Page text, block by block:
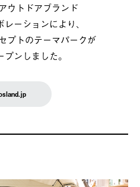
ウトドアブランド
ーションにより、
プトのテーマパークが
ンしました。